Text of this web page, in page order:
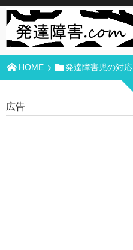
HOME 発達障害児の対応
広告